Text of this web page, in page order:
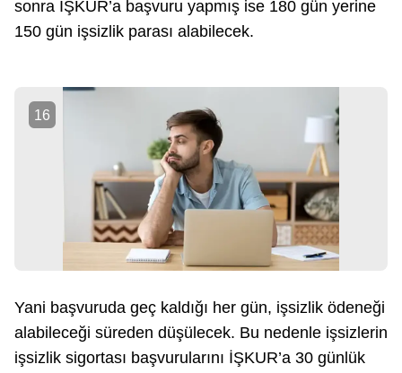
sonra İŞKUR’a başvuru yapmış ise 180 gün yerine
150 gün işsizlik parası alabilecek.
16
Yani başvuruda geç kaldığı her gün, işsizlik ödeneği
alabileceği süreden düşülecek. Bu nedenle işsizlerin
işsizlik sigortası başvurularını İŞKUR’a 30 günlük